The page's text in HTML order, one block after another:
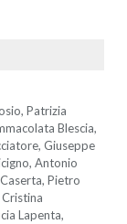
Patrizia
Blescia,
Giuseppe
Antonio
Pietro
Cristina
Lapenta,